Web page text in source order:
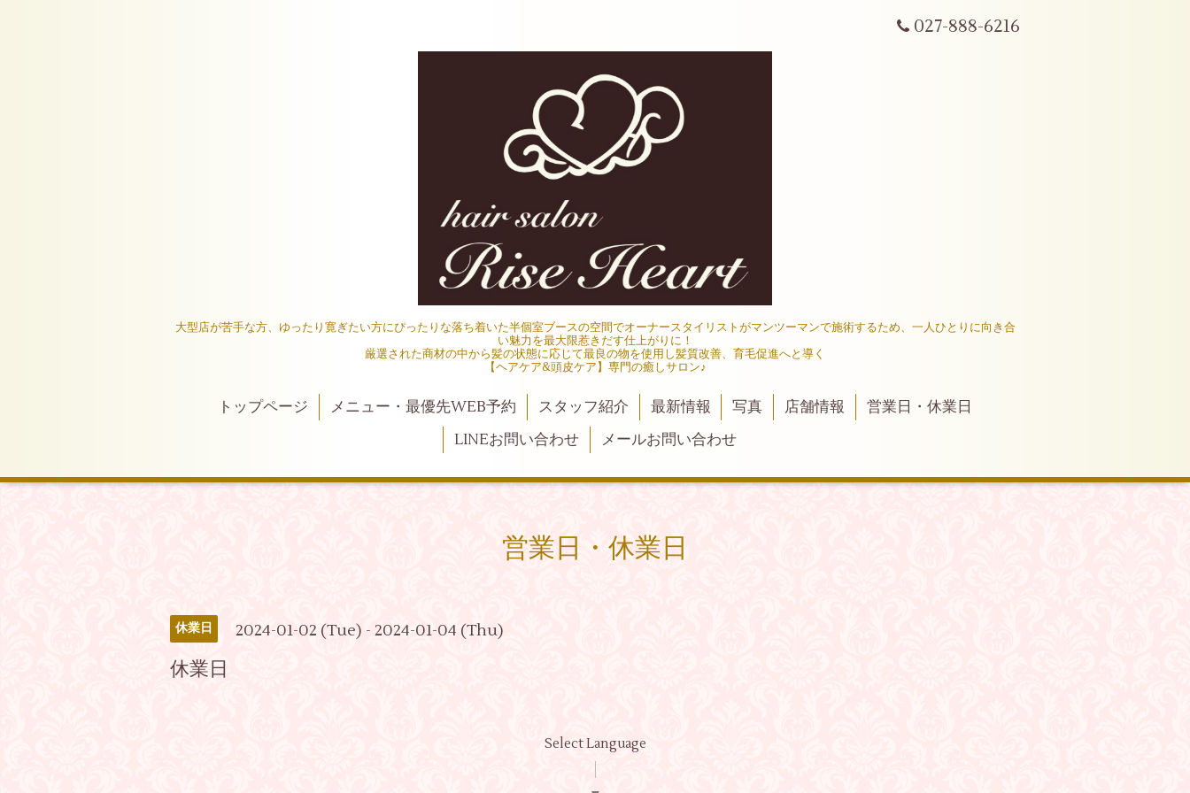
027-888-6216
大型店が苦手な方、ゆったり寛ぎたい方にぴったりな落ち着いた半個室ブースの空間でオーナースタイリストがマンツーマンで施術するため、一人ひとりに向き合
い魅力を最大限惹きだす仕上がりに！
厳選された商材の中から髪の状態に応じて最良の物を使用し髪質改善、育毛促進へと導く
【ヘアケア&頭皮ケア】専門の癒しサロン♪
トップページ メニュー・最優先WEB予約 スタッフ紹介 最新情報 写真 店舗情報
営業日・休業日
LINEお問い合わせ
メールお問い合わせ
営業日・休業日
休業日 2024-01-02 (Tue) - 2024-01-04 (Thu)
休業日
Select Language